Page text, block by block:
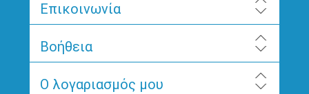
Επικοινωνία
Βοήθεια
Ο λογαριασμός μου